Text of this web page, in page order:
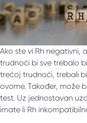
Ako ste vi Rh negativni,
trudnoći bi sve trebalo
trećoj trudnoći, trebali
ovome. Također, može
test. Uz jednostavan
imate li Rh